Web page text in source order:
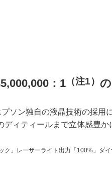
：1 （注1）
ソン独自の液晶技術の採用
ィティールまで立体感豊か
ク」レーザーライト出力「100%」ダイ